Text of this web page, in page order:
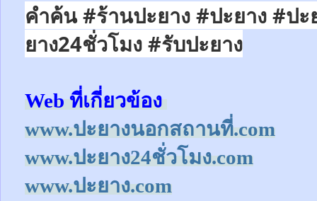
คำค้น #ร้านปะยาง #ปะยาง #ป
ยาง24ชั่วโมง #รับปะยาง
Web ที่เกี่ยวข้อง
www.ปะยางนอกสถานที่.com
www.ปะยาง24ชั่วโมง.com
www.ปะยาง.com